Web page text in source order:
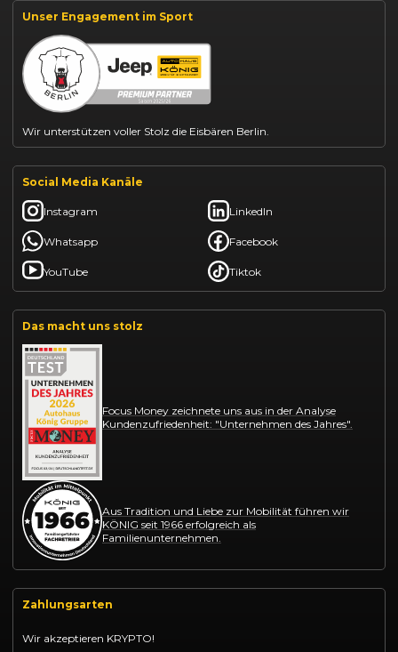
Suzuki Swift finanzieren
BYD Dolphin finanzieren
Kia Ceed finanzieren
Kia Sportage leasen
Mazda CX-30 finanzieren
Citroën C3 leasen
Unser Engagement im Sport
Wir unterstützen voller Stolz die Eisbären Berlin.
Social Media Kanäle
Instagram LinkedIn
Whatsapp Facebook
YouTube Tiktok
Das macht uns stolz
Focus Money zeichnete uns aus in der Analyse
Kundenzufriedenheit: "Unternehmen des Jahres".
Aus Tradition und Liebe zur Mobilität führen wir
KÖNIG seit 1966 erfolgreich als
Familienunternehmen.
Zahlungsarten
Wir akzeptieren KRYPTO!